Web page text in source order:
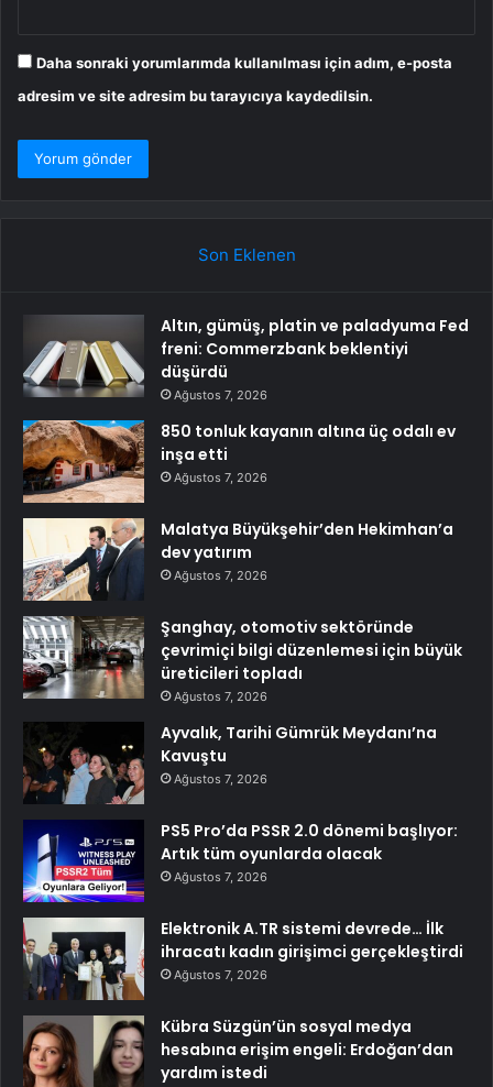
Daha sonraki yorumlarımda kullanılması için adım, e-posta
adresim ve site adresim bu tarayıcıya kaydedilsin.
Son Eklenen
Altın, gümüş, platin ve paladyuma Fed
freni: Commerzbank beklentiyi
düşürdü
Ağustos 7, 2026
850 tonluk kayanın altına üç odalı ev
inşa etti
Ağustos 7, 2026
Malatya Büyükşehir’den Hekimhan’a
dev yatırım
Ağustos 7, 2026
Şanghay, otomotiv sektöründe
çevrimiçi bilgi düzenlemesi için büyük
üreticileri topladı
Ağustos 7, 2026
Ayvalık, Tarihi Gümrük Meydanı’na
Kavuştu
Ağustos 7, 2026
PS5 Pro’da PSSR 2.0 dönemi başlıyor:
Artık tüm oyunlarda olacak
Ağustos 7, 2026
Elektronik A.TR sistemi devrede… İlk
ihracatı kadın girişimci gerçekleştirdi
Ağustos 7, 2026
Kübra Süzgün’ün sosyal medya
hesabına erişim engeli: Erdoğan’dan
yardım istedi